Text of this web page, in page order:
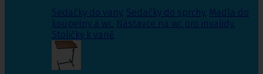
Sedačky do vany, Sedačky do sprchy, Madla do
koupelny a wc, Nástavce na wc pro invalidy,
Stoličky k vaně